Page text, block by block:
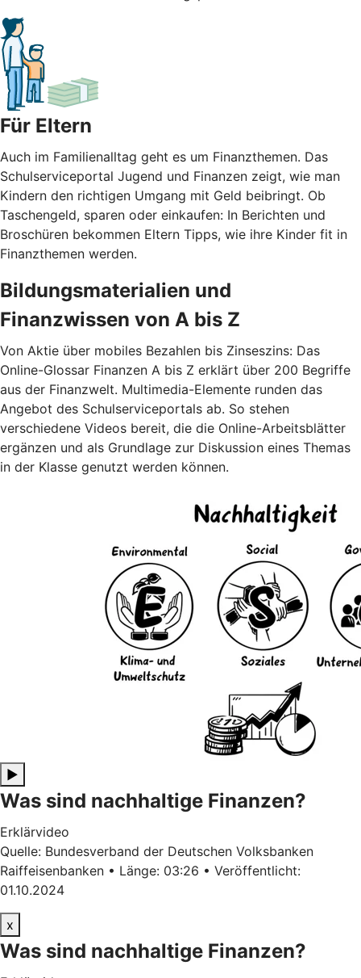
Für Eltern
Auch im Familienalltag geht es um Finanzthemen. Das
Schulserviceportal Jugend und Finanzen zeigt, wie man
Kindern den richtigen Umgang mit Geld beibringt. Ob
Taschengeld, sparen oder einkaufen: In Berichten und
Broschüren bekommen Eltern Tipps, wie ihre Kinder fit in
Finanzthemen werden.
Bildungsmaterialien und
Finanzwissen von A bis Z
Von Aktie über mobiles Bezahlen bis Zinseszins: Das
Online-Glossar Finanzen A bis Z erklärt über 200 Begriffe
aus der Finanzwelt. Multimedia-Elemente runden das
Angebot des Schulserviceportals ab. So stehen
verschiedene Videos bereit, die die Online-Arbeitsblätter
ergänzen und als Grundlage zur Diskussion eines Themas
in der Klasse genutzt werden können.
▶
Was sind nachhaltige Finanzen?
Erklärvideo
Quelle: Bundesverband der Deutschen Volksbanken
Raiffeisenbanken • Länge: 03:26 • Veröffentlicht:
01.10.2024
x
Was sind nachhaltige Finanzen?